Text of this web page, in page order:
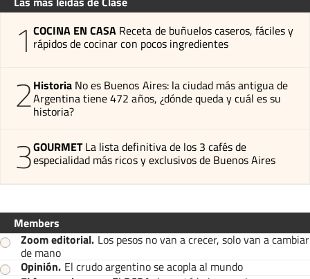
1 COCINA EN CASA Receta de buñuelos caseros, fáciles y
rápidos de cocinar con pocos ingredientes
2Historia No es Buenos Aires: la ciudad más antigua de
Argentina tiene 472 años, ¿dónde queda y cuál es su
historia?
3GOURMET La lista definitiva de los 3 cafés de
especialidad más ricos y exclusivos de Buenos Aires
Members
Zoom editorial. Los pesos no van a crecer, solo van a cambiar
de mano
Opinión. El crudo argentino se acopla al mundo